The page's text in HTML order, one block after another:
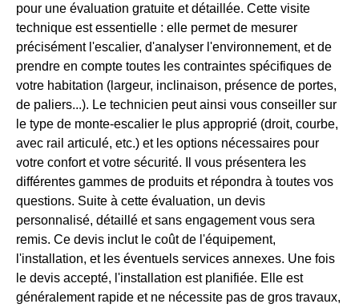
pour une évaluation gratuite et détaillée. Cette visite
technique est essentielle : elle permet de mesurer
précisément l'escalier, d'analyser l'environnement, et de
prendre en compte toutes les contraintes spécifiques de
votre habitation (largeur, inclinaison, présence de portes,
de paliers...). Le technicien peut ainsi vous conseiller sur
le type de monte-escalier le plus approprié (droit, courbe,
avec rail articulé, etc.) et les options nécessaires pour
votre confort et votre sécurité. Il vous présentera les
différentes gammes de produits et répondra à toutes vos
questions. Suite à cette évaluation, un devis
personnalisé, détaillé et sans engagement vous sera
remis. Ce devis inclut le coût de l'équipement,
l'installation, et les éventuels services annexes. Une fois
le devis accepté, l'installation est planifiée. Elle est
généralement rapide et ne nécessite pas de gros travaux,